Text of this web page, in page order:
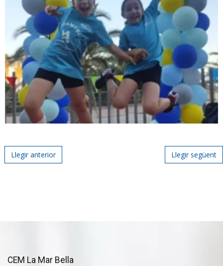
Post navigation
Llegir anterior Llegir següent
CEM La Mar Bella